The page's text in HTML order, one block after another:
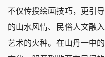
不仅传授绘画技巧，更引
的山水风情、民俗人文融
艺术的火种。在山丹一中